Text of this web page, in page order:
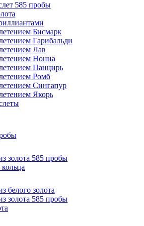
585 пробы
Бисмарк
Гарибальди
Лав
Нонна
Панцирь
Ромб
Сингапур
Якорь
золота 585 пробы
белого золота
золота 585 пробы